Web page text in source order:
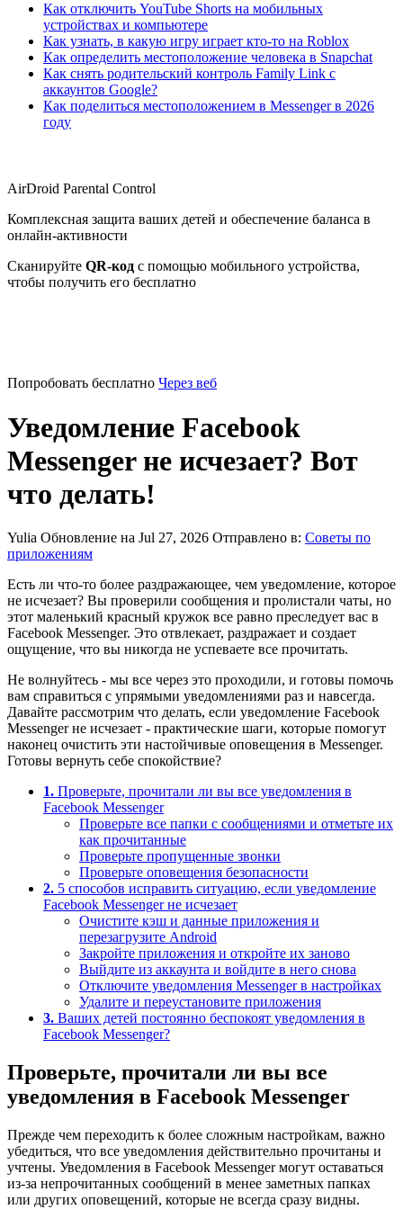
Как отключить YouTube Shorts на мобильных
устройствах и компьютере
Как узнать, в какую игру играет кто-то на Roblox
Как определить местоположение человека в Snapchat
Как снять родительский контроль Family Link с
аккаунтов Google?
Как поделиться местоположением в Messenger в 2026
году
AirDroid Parental Control
Комплексная защита ваших детей и обеспечение баланса в
онлайн-активности
Сканируйте QR-код с помощью мобильного устройства,
чтобы получить его бесплатно
Попробовать бесплатно Через веб
Уведомление Facebook
Messenger не исчезает? Вот
что делать!
Yulia Обновление на Jul 27, 2026 Отправлено в: Советы по
приложениям
Есть ли что-то более раздражающее, чем уведомление, которое
не исчезает? Вы проверили сообщения и пролистали чаты, но
этот маленький красный кружок все равно преследует вас в
Facebook Messenger. Это отвлекает, раздражает и создает
ощущение, что вы никогда не успеваете все прочитать.
Не волнуйтесь - мы все через это проходили, и готовы помочь
вам справиться с упрямыми уведомлениями раз и навсегда.
Давайте рассмотрим что делать, если уведомление Facebook
Messenger не исчезает - практические шаги, которые помогут
наконец очистить эти настойчивые оповещения в Messenger.
Готовы вернуть себе спокойствие?
1. Проверьте, прочитали ли вы все уведомления в
Facebook Messenger
Проверьте все папки с сообщениями и отметьте их
как прочитанные
Проверьте пропущенные звонки
Проверьте оповещения безопасности
2. 5 способов исправить ситуацию, если уведомление
Facebook Messenger не исчезает
Очистите кэш и данные приложения и
перезагрузите Android
Закройте приложения и откройте их заново
Выйдите из аккаунта и войдите в него снова
Отключите уведомления Messenger в настройках
Удалите и переустановите приложения
3. Ваших детей постоянно беспокоят уведомления в
Facebook Messenger?
Проверьте, прочитали ли вы все
уведомления в Facebook Messenger
Прежде чем переходить к более сложным настройкам, важно
убедиться, что все уведомления действительно прочитаны и
учтены. Уведомления в Facebook Messenger могут оставаться
из-за непрочитанных сообщений в менее заметных папках
или других оповещений, которые не всегда сразу видны.